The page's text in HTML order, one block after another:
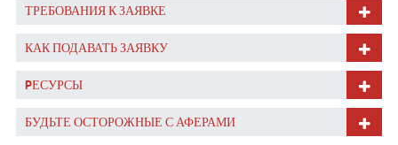
ТРЕБОВАНИЯ К ЗАЯВКЕ
КАК ПОДАВАТЬ ЗАЯВКУ
PЕСУРСЫ
БУДЬТЕ ОСТОРОЖНЫЕ С АФЕРАМИ